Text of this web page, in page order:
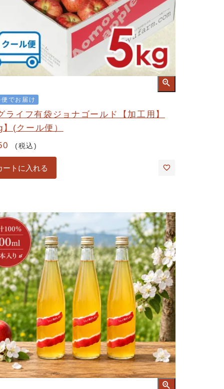
でお届け
ライフ有袋ジョナゴールド【加工用】
(クール便）
税込
ートに入れる